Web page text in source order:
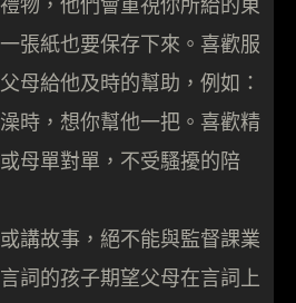
物，他們會重視你所給的東
張紙也要保存下來。喜歡服
母給他及時的幫助，例如：
時，想你幫他一把。喜歡精
母單對單，不受騷擾的陪
講故事，絕不能與監督課業
詞的孩子期望父母在言詞上